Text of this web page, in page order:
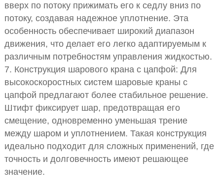
вверх по потоку прижимать его к седлу вниз по
потоку, создавая надежное уплотнение. Эта
особенность обеспечивает широкий диапазон
движения, что делает его легко адаптируемым к
различным потребностям управления жидкостью.
7. Конструкция шарового крана с цапфой: Для
высокоскоростных систем шаровые краны с
цапфой предлагают более стабильное решение.
Штифт фиксирует шар, предотвращая его
смещение, одновременно уменьшая трение
между шаром и уплотнением. Такая конструкция
идеально подходит для сложных применений, где
точность и долговечность имеют решающее
значение.